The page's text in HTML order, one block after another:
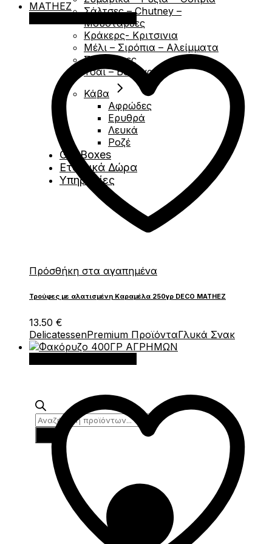
Σάλτσες – Chutney –
Μουσταρδες
Κράκερς- Κριτσινια
Μέλι – Σιρόπια – Αλείμματα
Σοκολάτες
Τσάι – Βότανα
Κάβα
Αφρώδες
Ερυθρά
Λευκά
Ροζέ
Gift Boxes
Εταιρικά Δώρα
Υπηρεσίες
Products
search
Πρόσθήκη στα αγαπημένα
Τρούφες με αλατισμένη Καραμέλα 250γρ DECO MATHEZ
13.50 €
DelicatessenPremium ΠροϊόνταΓλυκά Σνακ